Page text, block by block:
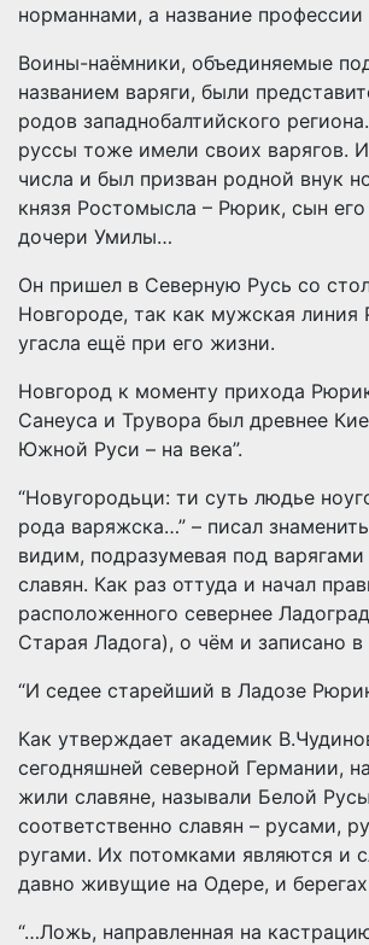
норманнами, а название профессии
Воины-наёмники, объединяемые
названием варяги, были
родов западнобалтийского
руссы тоже имели своих варягов.
числа и был призван родной внук
князя Ростомысла – Рюрик, сын
дочери Умилы…
Он пришел в Северную Русь со
Новгороде, так как мужская линия
угасла ещё при его жизни.
Новгород к моменту прихода
Санеуса и Трувора был древнее
Южной Руси – на века”.
“Новугородьци: ти суть людье
рода варяжска…” – писал
видим, подразумевая под
славян. Как раз оттуда и начал
расположенного севернее
Старая Ладога), о чём и записано в
“И седее старейший в Ладозе
Как утверждает академик
сегодняшней северной Германии,
жили славяне, называли Белой
соответственно славян – русами,
ругами. Их потомками являются и
давно живущие на Одере, и
“…Ложь, направленная на